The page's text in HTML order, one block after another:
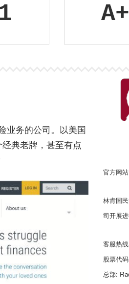
A+
业务的公司。以美国
典老牌，甚至有点
官方网
林肯国
司开展
客服热
股票代
总部: